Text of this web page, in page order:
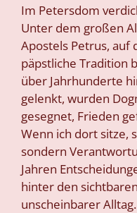
Im Petersdom
Unter dem großen
Apostels Petrus, auf
päpstliche Tradition
über Jahrhunderte
gelenkt, wurden
gesegnet, Frieden
Wenn ich dort sitze,
sondern
Jahren
hinter den
unscheinbarer